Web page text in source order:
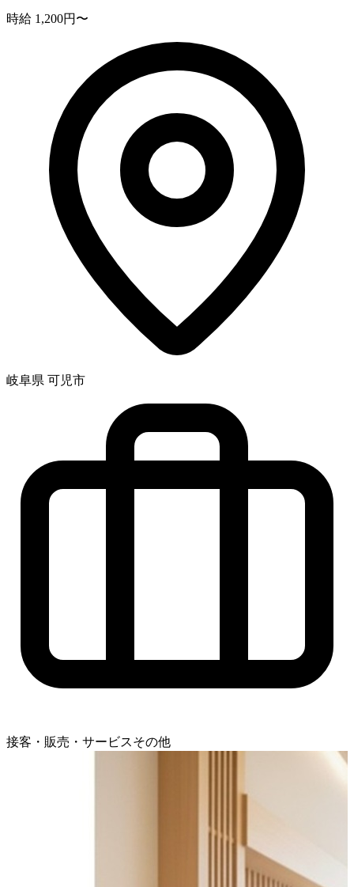
時給 1,200円〜
岐阜県 可児市
接客・販売・サービスその他